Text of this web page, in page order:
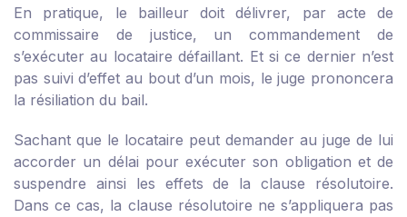
En pratique, le bailleur doit délivrer, par acte de
commissaire de justice, un commandement de
s’exécuter au locataire défaillant. Et si ce dernier n’est
pas suivi d’effet au bout d’un mois, le juge prononcera
la résiliation du bail.
Sachant que le locataire peut demander au juge de lui
accorder un délai pour exécuter son obligation et de
suspendre ainsi les effets de la clause résolutoire.
Dans ce cas, la clause résolutoire ne s’appliquera pas